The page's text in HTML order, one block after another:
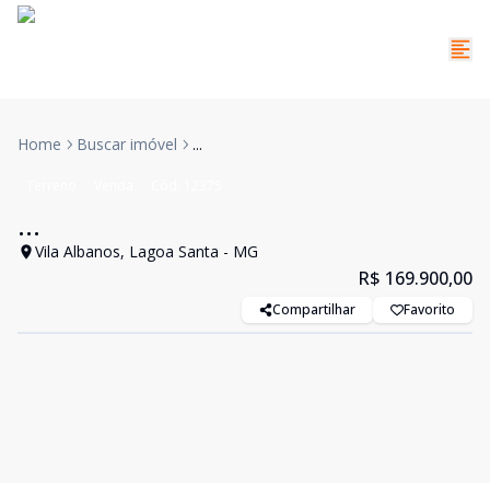
Home Buscar imóvel ...
...
Vila Albanos, Lagoa Santa - MG
R$ 169.900,00
Compartilhar Favorito